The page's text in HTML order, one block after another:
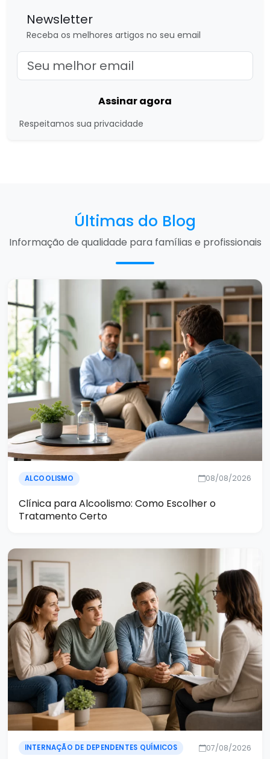
Newsletter
Receba os melhores artigos no seu email
Assinar agora
Respeitamos sua privacidade
Últimas do Blog
Informação de qualidade para famílias e profissionais
ALCOOLISMO 08/08/2026
Clínica para Alcoolismo: Como Escolher o
Tratamento Certo
INTERNAÇÃO DE DEPENDENTES QUÍMICOS 07/08/2026